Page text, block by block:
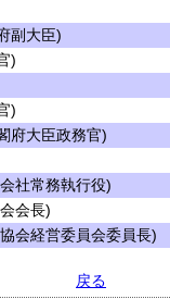
副大臣)
)
)
府大臣政務官)
社常務執行役)
会長)
会経営委員会委員長)
戻る